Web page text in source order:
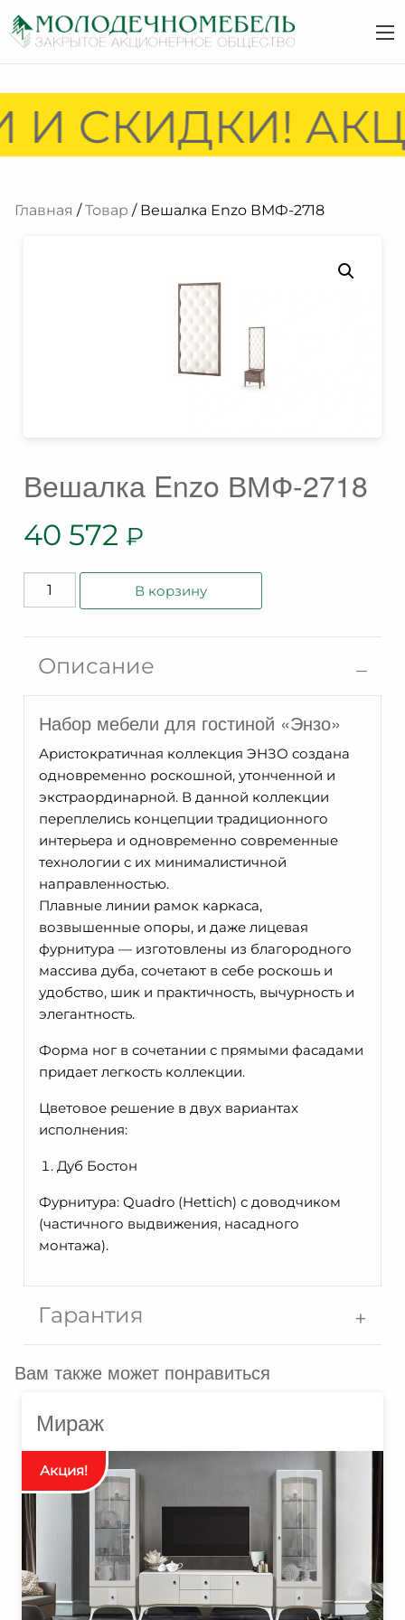
СКИДКИ!
Главная /Товар / Вешалка Enzo ВМФ-2718
Вешалка Enzo ВМФ-2718
40 572 ₽
Количество
товара
ВМФ-2718
В корзину
Описание
Набор мебели для гостиной «Энзо»
Аристократичная коллекция ЭНЗО создана
одновременно роскошной, утонченной и
экстраординарной. В данной коллекции
переплелись концепции традиционного
интерьера и одновременно современные
технологии с их минималистичной
направленностью.
Плавные линии рамок каркаса,
возвышенные опоры, и даже лицевая
фурнитура — изготовлены из благородного
массива дуба, сочетают в себе роскошь и
удобство, шик и практичность, вычурность и
элегантность.
Форма ног в сочетании с прямыми фасадами
придает легкость коллекции.
Цветовое решение в двух вариантах
исполнения:
Дуб Бостон
Фурнитура: Quadro (Hettich) с доводчиком
(частичного выдвижения, насадного
монтажа).
Гарантия
Вам также может понравиться
Мираж